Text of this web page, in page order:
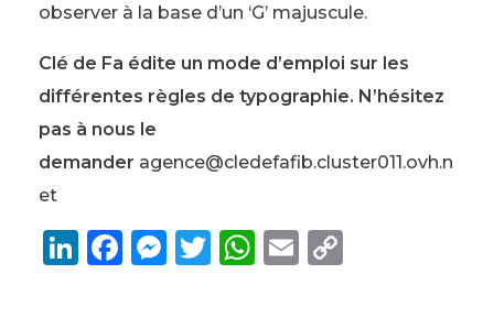
observer à la base d’un ‘G’ majuscule.
Clé de Fa édite un mode d’emploi sur les
différentes règles de typographie. N’hésitez
pas à nous le
demander agence@cledefafib.cluster011.ovh.n
et
Li F
M T
W E